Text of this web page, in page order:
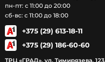
пн-пт: с 11:00 до 20:00
сб-вс: с 11:00 до 18:00
+375 (29) 613-18-11
+375 (29) 186-60-60
ТРЦ «ГРАД», ул. Тимирязева,